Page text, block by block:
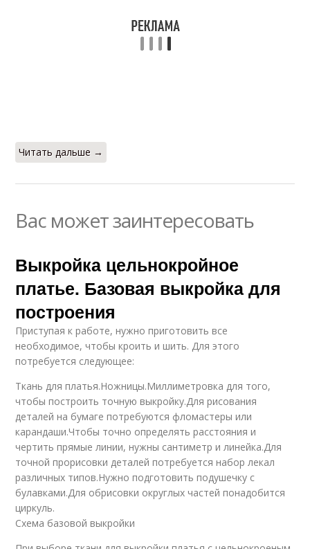
Читать дальше →
Вас может заинтересовать
Выкройка цельнокройное
платье. Базовая выкройка для
построения
Приступая к работе, нужно приготовить все
необходимое, чтобы кроить и шить. Для этого
потребуется следующее:
Ткань для платья.Ножницы.Миллиметровка для того,
чтобы построить точную выкройку.Для рисования
деталей на бумаге потребуются фломастеры или
карандаши.Чтобы точно определять расстояния и
чертить прямые линии, нужны сантиметр и линейка.Для
точной прорисовки деталей потребуется набор лекал
различных типов.Нужно подготовить подушечку с
булавками.Для обрисовки округлых частей понадобится
циркуль.
Схема базовой выкройки